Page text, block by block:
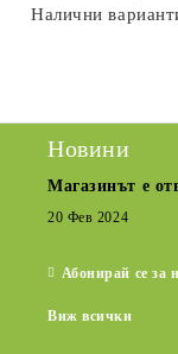
Налични
Новини
Магазинът е
20 Фев 2024
Абонирай се за
Виж всички